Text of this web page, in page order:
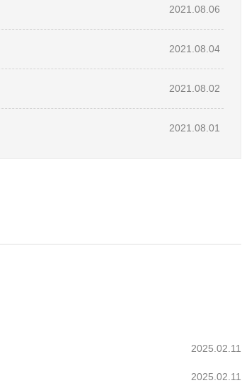
2021.08.06
2021.08.04
2021.08.02
2021.08.01
2025.02.11
2025.02.11